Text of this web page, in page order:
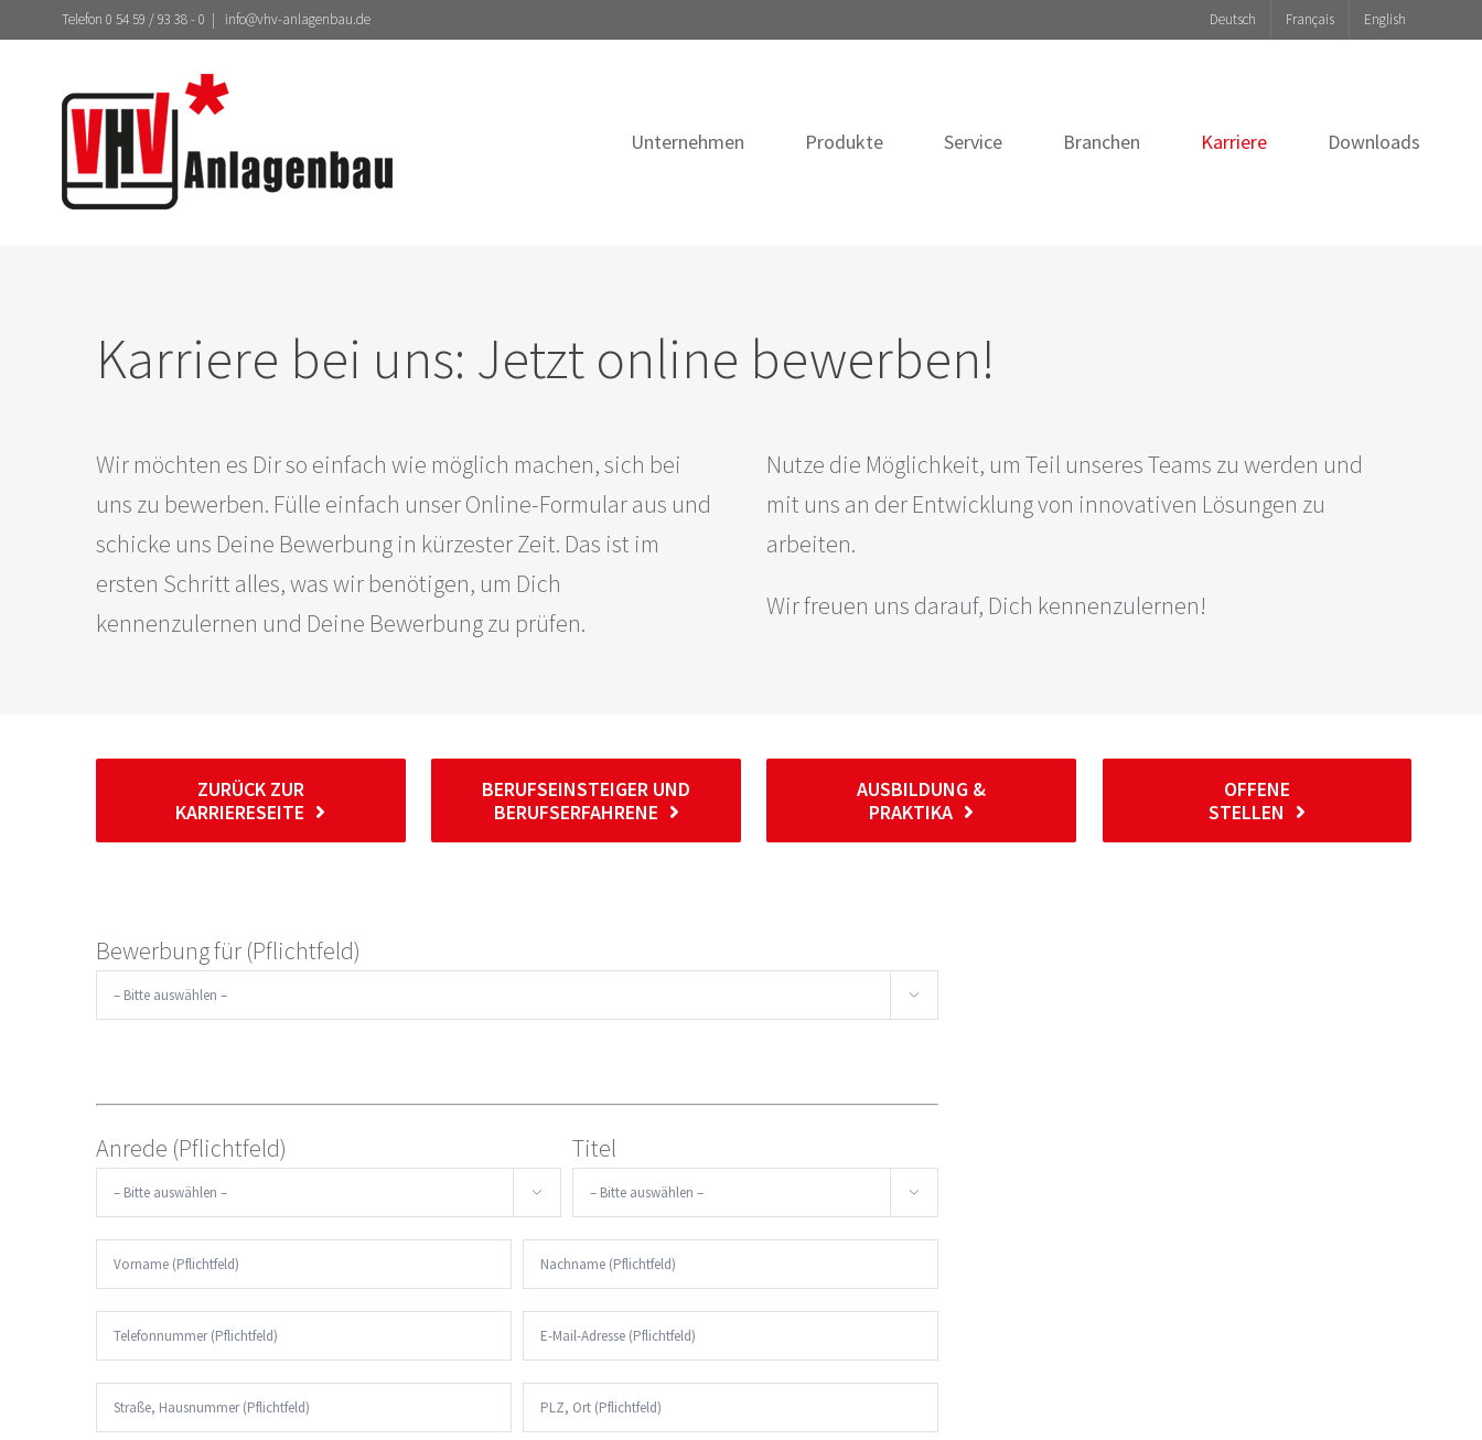
springen
Telefon 0 54 59 / 93 38 - 0 | info@vhv-anlagenbau.de Deutsch Français English
Unternehmen Produkte Service Branchen Karriere Downloads
Karriere bei uns: Jetzt online bewerben!
Wir möchten es Dir so einfach wie möglich machen, sich bei
uns zu bewerben. Fülle einfach unser Online-Formular aus und
schicke uns Deine Bewerbung in kürzester Zeit. Das ist im
ersten Schritt alles, was wir benötigen, um Dich
kennenzulernen und Deine Bewerbung zu prüfen.
Nutze die Möglichkeit, um Teil unseres Teams zu werden und
mit uns an der Entwicklung von innovativen Lösungen zu
arbeiten.
Wir freuen uns darauf, Dich kennenzulernen!
ZURÜCK ZUR
KARRIERESEITE
BERUFSEINSTEIGER UND
BERUFSERFAHRENE
AUSBILDUNG &
PRAKTIKA
OFFENE
STELLEN
Bewerbung für (Pflichtfeld)

Anrede (Pflichtfeld)

Titel
